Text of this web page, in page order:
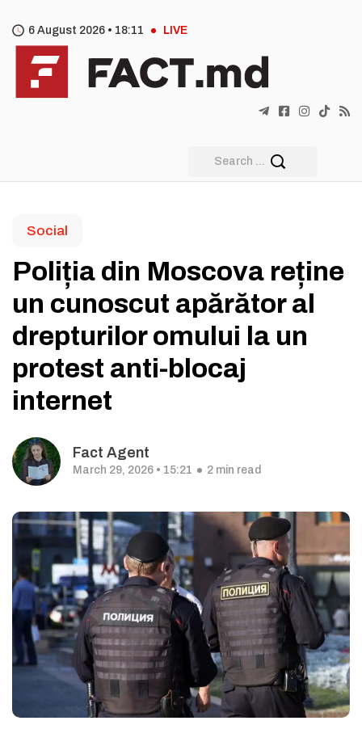
6 August 2026 • 18:11 LIVE
Social
Poliția din Moscova reține
un cunoscut apărător al
drepturilor omului la un
protest anti-blocaj
internet
Fact Agent
March 29, 2026 • 15:21 2 min read